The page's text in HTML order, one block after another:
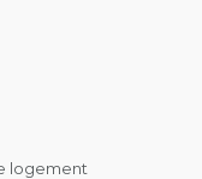
logement